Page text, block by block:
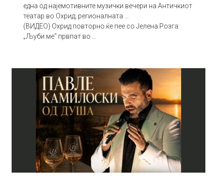
една од најемотивните музички вечери на Античкиот
театар во Охрид, регионалната …
(ВИДЕО) Охрид повторно ќе пее со Јелена Розга:
„Љуби ме“ првпат во …